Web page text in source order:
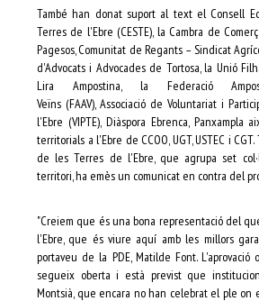
També han donat suport al text el Consell
Terres de l'Ebre (CESTE), la Cambra de
Pagesos, Comunitat de Regants – Sindicat
d'Advocats i Advocades de Tortosa, la Unió
Lira Ampostina, la Federació
Veïns (FAAV), Associació de Voluntariat i
l'Ebre (VIPTE), Diàspora Ebrenca, Panxampla
territorials a l'Ebre de CCOO, UGT, USTEC i
de les Terres de l'Ebre, que agrupa set
territori, ha emès un comunicat en contra del
"Creiem que és una bona representació del
l'Ebre, que és viure aquí amb les millors
portaveu de la PDE, Matilde Font.
segueix oberta i està previst que
Montsià, que encara no han celebrat el ple on